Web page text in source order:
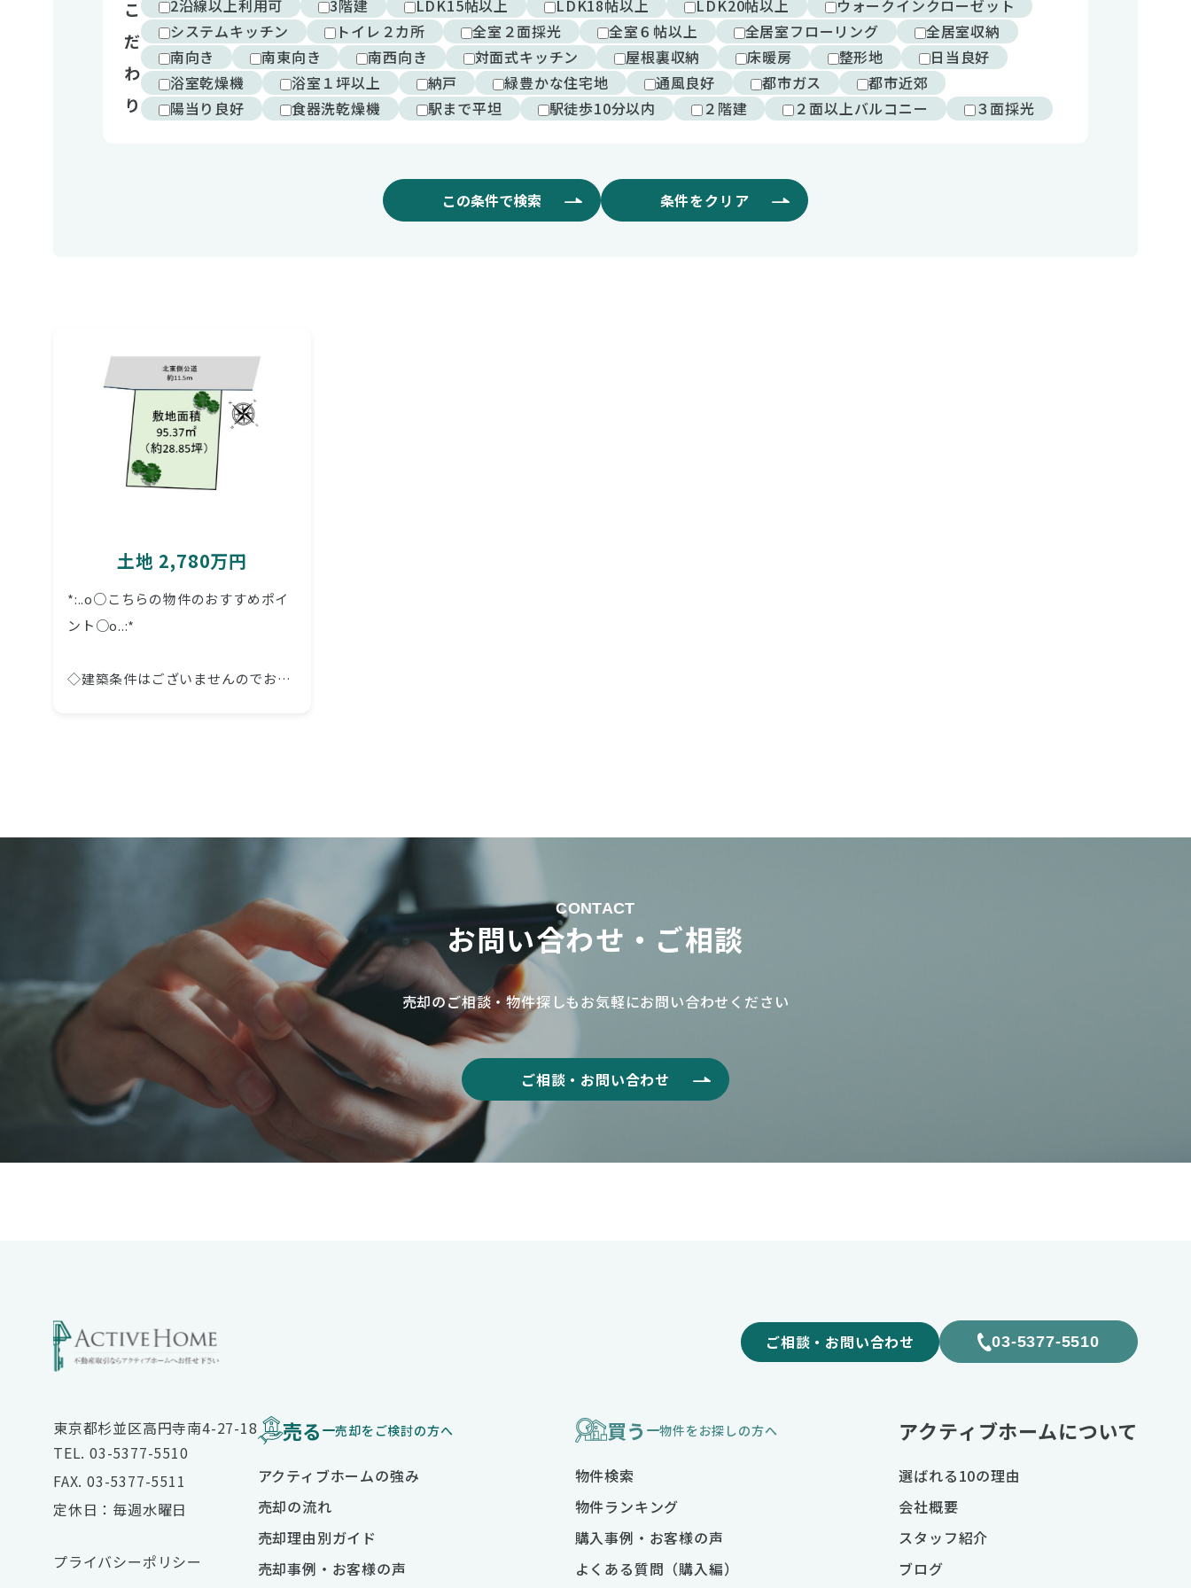
こ
だ
わ
り
2沿線以上利用可 3階建 LDK15帖以上 LDK18帖以上 LDK20帖以上
ウォークインクローゼット
システムキッチン
トイレ２カ所 全室２面採光 全室６帖以上 全居室フローリング
全居室収納
南向き
南東向き 南西向き 対面式キッチン 屋根裏収納 床暖房 整形地
日当良好
浴室乾燥機
浴室１坪以上 納戸 緑豊かな住宅地 通風良好 都市ガス
都市近郊
陽当り良好
食器洗乾燥機 駅まで平坦 駅徒歩10分以内 ２階建 ２面以上バルコニー ３面採光
この条件で検索 条件をクリア
土地 2,780万円
*:..o○こちらの物件のおすすめポイ
ント○o..:*
◇建築条件はございませんのでお好
です。
◇他にも、物件情報は多数ございま
周辺の物件もまとめてご案内する
ことが可能です。
内覧・ご案内の日時はご対応でき
何かご不明な点がございましたら
いつでもお問い合わせください。
CONTACT
お問い合わせ・ご相談
売却のご相談・物件探しもお気軽にお問い合わせください
ご相談・お問い合わせ
東京都杉並区高円寺南4-27-18
TEL. 03-5377-5510
FAX. 03-5377-5511
定休日：毎週水曜日
プライバシーポリシー
ご相談・お問い合わせ 03-5377-5510
売る 売却をご検討の方へ
アクティブホームの強み
売却の流れ
売却理由別ガイド
売却事例・お客様の声
買う 物件をお探しの方へ
物件検索
物件ランキング
購入事例・お客様の声
よくある質問（購入編）
アクティブホームについて
選ばれる10の理由
会社概要
スタッフ紹介
ブログ